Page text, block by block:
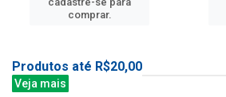
comprar.
Produtos até R$20,00
Veja mais